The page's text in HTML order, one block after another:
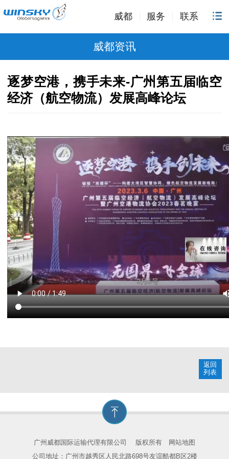
威都 服务 联系
威都资讯
逐梦空港，携手未来-广州第五届临空
经济（航空物流）发展高峰论坛
返回
列表
广州威都国际运输代理有限公司 版权所有
网站地图
公司地址：广州市越秀区人民北路698号友谊酷都B区2楼